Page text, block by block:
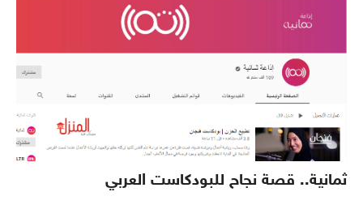
ثمانية.. قصة نجاح للبودكاست العربي